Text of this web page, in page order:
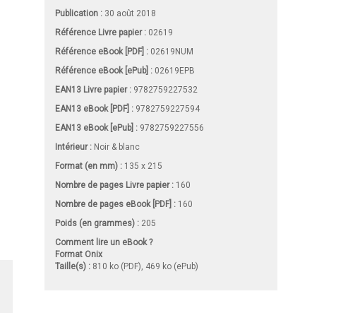
Publication : 30 août 2018
Référence Livre papier : 02619
Référence eBook [PDF] : 02619NUM
Référence eBook [ePub] : 02619EPB
EAN13 Livre papier : 9782759227532
EAN13 eBook [PDF] : 9782759227594
EAN13 eBook [ePub] : 9782759227556
Intérieur : Noir & blanc
Format (en mm) : 135 x 215
Nombre de pages Livre papier: 160
Nombre de pages eBook [PDF] : 160
Poids (en grammes) : 205
Comment lire un eBook ?
Format Onix
Taille(s) : 810 ko (PDF), 469 ko (ePub)